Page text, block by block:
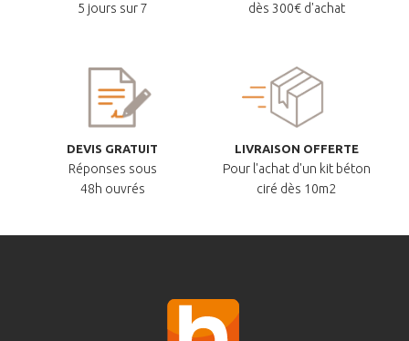
5 jours sur 7
dès 300€ d'achat
DEVIS GRATUIT
Réponses sous
48h ouvrés
LIVRAISON OFFERTE
Pour l'achat d'un kit béton
ciré dès 10m2